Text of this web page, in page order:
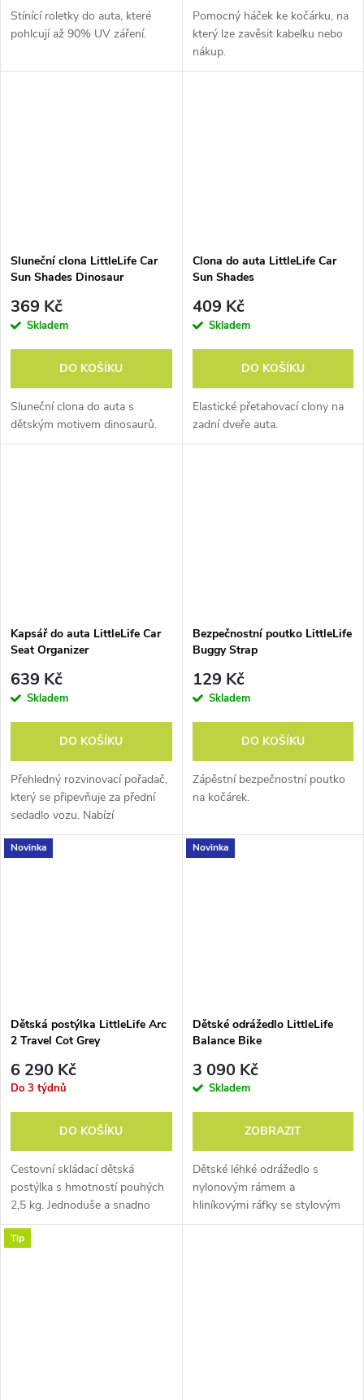
Stínící roletky do auta, které
pohlcují až 90% UV záření.
Pomocný háček ke kočárku, na
který lze zavěsit kabelku nebo
nákup.
Sluneční clona LittleLife Car
Sun Shades Dinosaur
369 Kč
Skladem
DO KOŠÍKU
Sluneční clona do auta s
dětským motivem dinosaurů.
Clona do auta LittleLife Car
Sun Shades
409 Kč
Skladem
DO KOŠÍKU
Elastické přetahovací clony na
zadní dveře auta.
Kapsář do auta LittleLife Car
Seat Organizer
639 Kč
Skladem
DO KOŠÍKU
Přehledný rozvinovací pořadač,
který se připevňuje za přední
sedadlo vozu. Nabízí
dostatečný úložný prostor pro
potřeby Vašich ratolestí.
Bezpečnostní poutko LittleLife
Buggy Strap
129 Kč
Skladem
DO KOŠÍKU
Zápěstní bezpečnostní poutko
na kočárek.
Novinka
Dětská postýlka LittleLife Arc
2 Travel Cot Grey
6 290 Kč
Do 3 týdnů
DO KOŠÍKU
Cestovní skládací dětská
postýlka s hmotností pouhých
2,5 kg. Jednoduše a snadno
sbalitelná do připraveného
batohu.
Novinka
Dětské odrážedlo LittleLife
Balance Bike
3 090 Kč
Skladem
ZOBRAZIT
Dětské léhké odrážedlo s
nylonovým rámem a
hliníkovými ráfky se stylovým
výpletem.
Tip